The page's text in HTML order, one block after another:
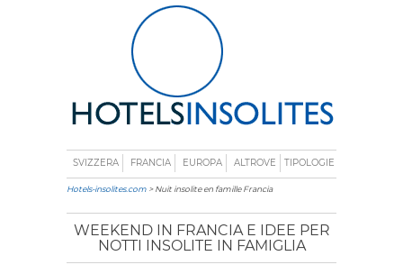
SVIZZERA FRANCIA EUROPA ALTROVE TIPOLOGIE
Hotels-insolites.com > Nuit insolite en famille Francia
WEEKEND IN FRANCIA E IDEE PER
NOTTI INSOLITE IN FAMIGLIA